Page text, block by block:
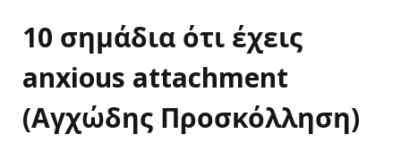
10 σημάδια ότι έχεις
anxious attachment
(Αγχώδης Προσκόλληση)